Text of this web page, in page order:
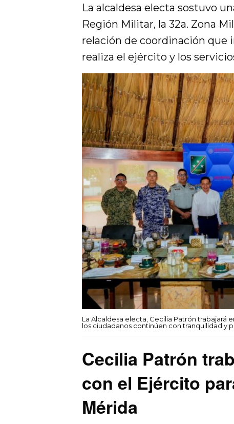
La alcaldesa electa sostuvo
Región Militar, la 32a. Zona
relación de coordinación que
realiza el ejército y los
La Alcaldesa electa, Cecilia Patrón trabajará
los ciudadanos continúen con tranquilidad y
Cecilia Patrón
con el Ejército
Mérida